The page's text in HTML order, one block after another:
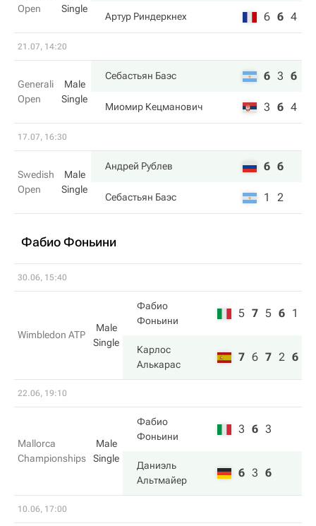
Open
Single
Артур Риндеркнех 6 6 4
21.07, 14:20
Generali
Open
Male
Single
Себастьян Баэс 6 3 6
Миомир Кецманович 3 6 4
17.07, 16:30
Swedish
Open
Male
Single
Андрей Рублев 6 6
Себастьян Баэс 1 2
Фабио Фоньини
30.06, 15:40
Wimbledon ATP
Male
Single
Фабио
Фоньини
5 7 5 6 1
Карлос
Алькарас
7 6 7 2 6
22.06, 19:10
Mallorca
Championships
Male
Single
Фабио
Фоньини
3 6 3
Даниэль
Альтмайер
6 3 6
10.06, 17:00